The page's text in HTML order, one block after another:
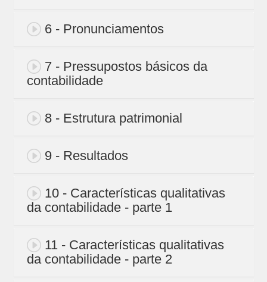
6 - Pronunciamentos
7 - Pressupostos básicos da
contabilidade
8 - Estrutura patrimonial
9 - Resultados
10 - Características qualitativas
da contabilidade - parte 1
11 - Características qualitativas
da contabilidade - parte 2